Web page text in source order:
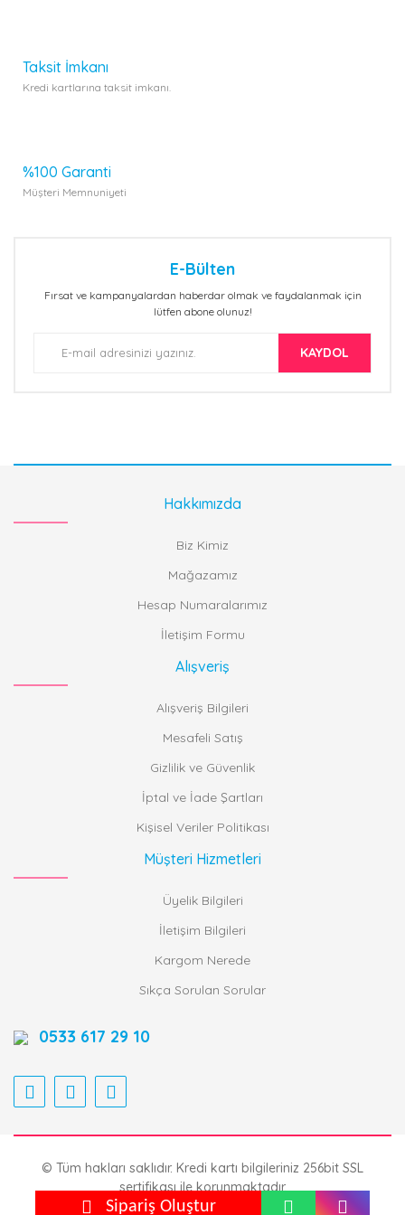
Taksit İmkanı
Kredi kartlarına taksit imkanı.
%100 Garanti
Müşteri Memnuniyeti
E-Bülten
Fırsat ve kampanyalardan haberdar olmak ve faydalanmak için
lütfen abone olunuz!
KAYDOL
Hakkımızda
Biz Kimiz
Mağazamız
Hesap Numaralarımız
İletişim Formu
Alışveriş
Alışveriş Bilgileri
Mesafeli Satış
Gizlilik ve Güvenlik
İptal ve İade Şartları
Kişisel Veriler Politikası
Müşteri Hizmetleri
Üyelik Bilgileri
İletişim Bilgileri
Kargom Nerede
Sıkça Sorulan Sorular
0533 617 29 10
© Tüm hakları saklıdır. Kredi kartı bilgileriniz 256bit SSL
sertifikası ile korunmaktadır.
Sipariş Oluştur
ideasoft ile